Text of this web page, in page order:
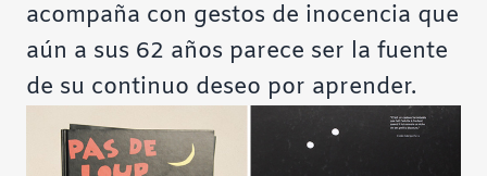
acompaña con gestos de inocencia que
aún a sus 62 años parece ser la fuente
de su continuo deseo por aprender.